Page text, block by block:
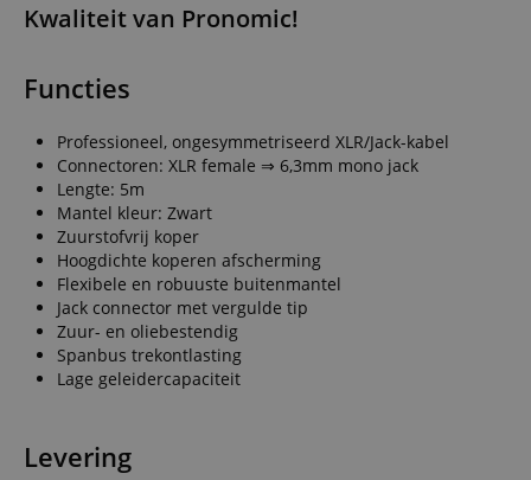
Kwaliteit van Pronomic!
Functies
Professioneel, ongesymmetriseerd XLR/Jack-kabel
Connectoren: XLR female ⇒ 6,3mm mono jack
Lengte: 5m
Mantel kleur: Zwart
Zuurstofvrij koper
Hoogdichte koperen afscherming
Flexibele en robuuste buitenmantel
Jack connector met vergulde tip
Zuur- en oliebestendig
Spanbus trekontlasting
Lage geleidercapaciteit
Levering